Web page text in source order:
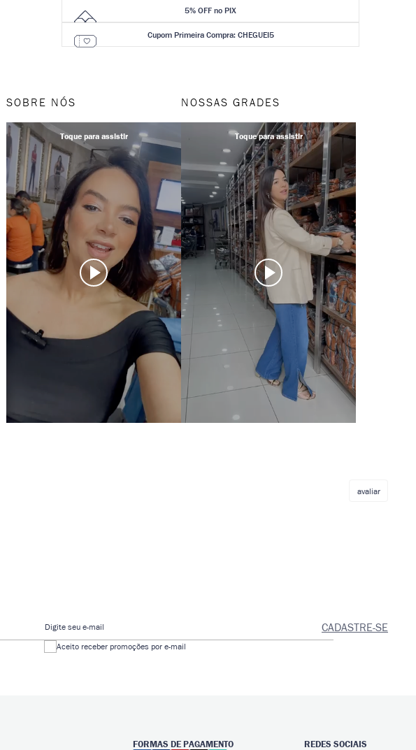
5% OFF no PIX
Cupom Primeira Compra: CHEGUEI5
SOBRE NÓS NOSSAS GRADES
avaliar
Digite seu e-mail CADASTRE-SE
Aceito receber promoções por e-mail
FORMAS DE PAGAMENTO REDES SOCIAIS